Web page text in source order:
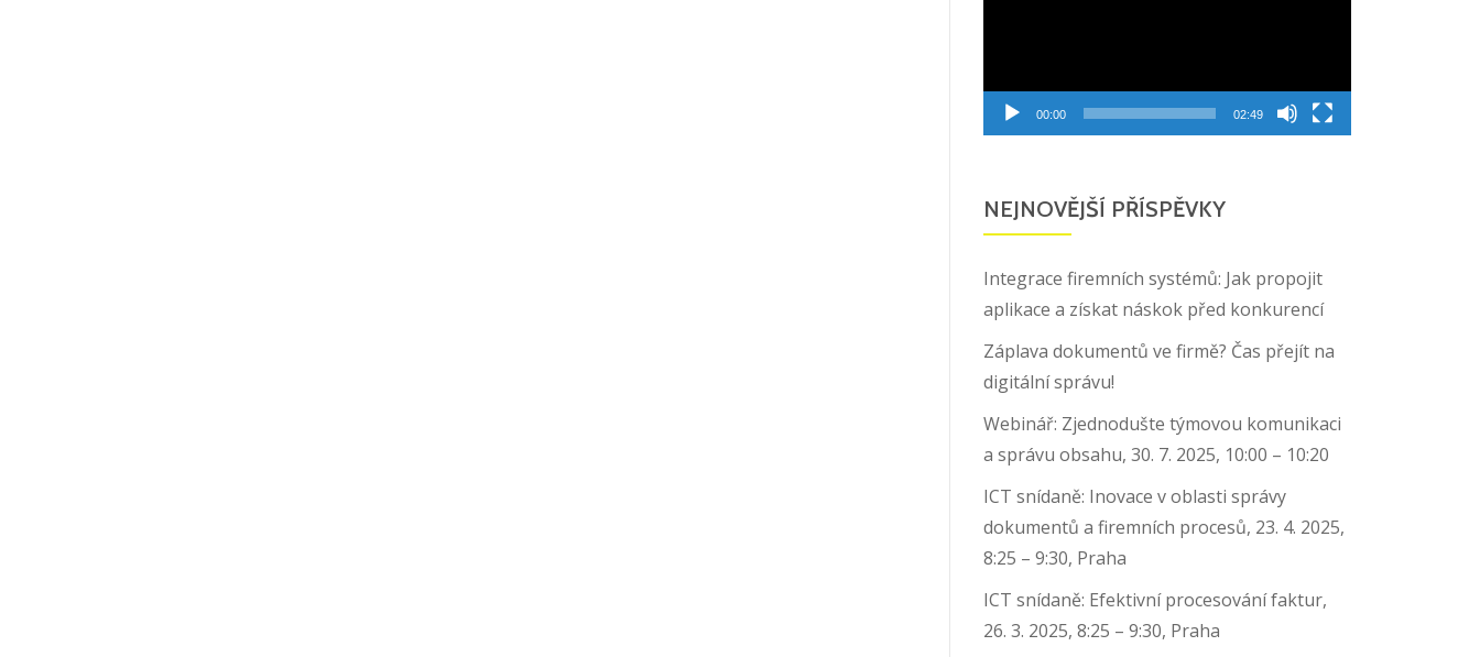
00:00 02:49
NEJNOVĚJŠÍ PŘÍSPĚVKY
Integrace firemních systémů: Jak propojit
aplikace a získat náskok před konkurencí
Záplava dokumentů ve firmě? Čas přejít na
digitální správu!
Webinář: Zjednodušte týmovou komunikaci
a správu obsahu, 30. 7. 2025, 10:00 – 10:20
ICT snídaně: Inovace v oblasti správy
dokumentů a firemních procesů, 23. 4. 2025,
8:25 – 9:30, Praha
ICT snídaně: Efektivní procesování faktur,
26. 3. 2025, 8:25 – 9:30, Praha